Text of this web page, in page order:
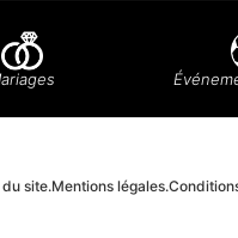
du site.Mentions légales.